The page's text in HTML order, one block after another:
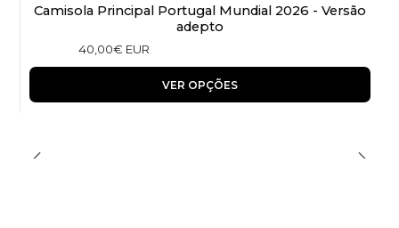
Camisola Principal Portugal Mundial 2026 - Versão
adepto
40,00€ EUR
VER OPÇÕES